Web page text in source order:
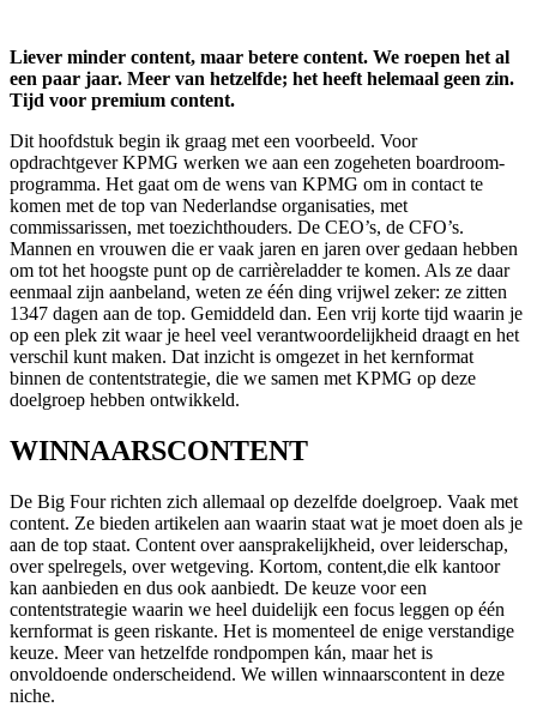
Liever minder content, maar betere content. We roepen het al
een paar jaar. Meer van hetzelfde; het heeft helemaal geen zin.
Tijd voor premium content.
Dit hoofdstuk begin ik graag met een voorbeeld. Voor
opdrachtgever KPMG werken we aan een zogeheten boardroom-
programma. Het gaat om de wens van KPMG om in contact te
komen met de top van Nederlandse organisaties, met
commissarissen, met toezichthouders. De CEO’s, de CFO’s.
Mannen en vrouwen die er vaak jaren en jaren over gedaan hebben
om tot het hoogste punt op de carrièreladder te komen. Als ze daar
eenmaal zijn aanbeland, weten ze één ding vrijwel zeker: ze zitten
1347 dagen aan de top. Gemiddeld dan. Een vrij korte tijd waarin je
op een plek zit waar je heel veel verantwoordelijkheid draagt en het
verschil kunt maken. Dat inzicht is omgezet in het kernformat
binnen de contentstrategie, die we samen met KPMG op deze
doelgroep hebben ontwikkeld.
WINNAARSCONTENT
De Big Four richten zich allemaal op dezelfde doelgroep. Vaak met
content. Ze bieden artikelen aan waarin staat wat je moet doen als je
aan de top staat. Content over aansprakelijkheid, over leiderschap,
over spelregels, over wetgeving. Kortom, content,die elk kantoor
kan aanbieden en dus ook aanbiedt. De keuze voor een
contentstrategie waarin we heel duidelijk een focus leggen op één
kernformat is geen riskante. Het is momenteel de enige verstandige
keuze. Meer van hetzelfde rondpompen kán, maar het is
onvoldoende onderscheidend. We willen winnaarscontent in deze
niche.